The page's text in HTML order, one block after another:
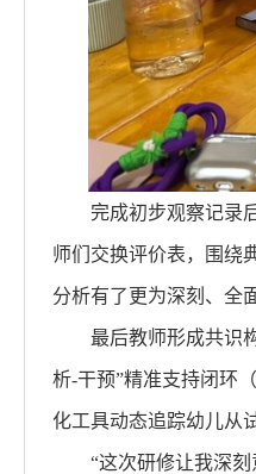
完成初步观察记录
师们交换评价表，围绕
分析有了更为深刻、全
最后教师形成共识
析-干预”精准支持闭环
化工具动态追踪幼儿从
“这次研修让我深